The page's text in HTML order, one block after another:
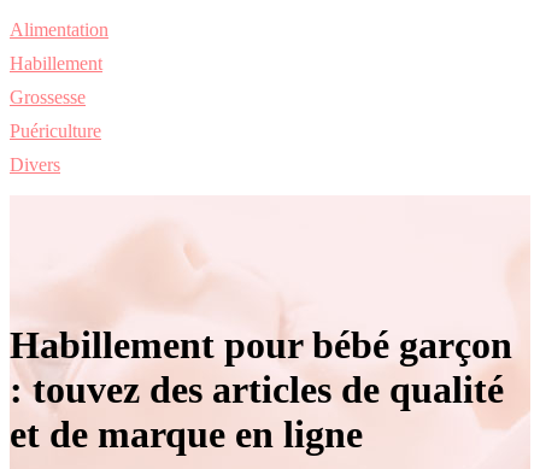
Alimentation
Habillement
Grossesse
Puériculture
Divers
Habillement pour bébé garçon
: touvez des articles de qualité
et de marque en ligne